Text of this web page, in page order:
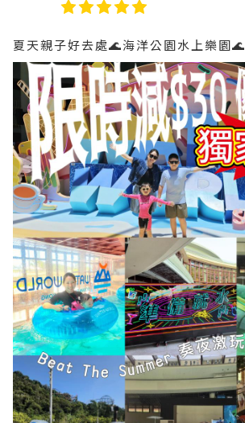
夏天親子好去處🌊海洋公園水上樂園🌊